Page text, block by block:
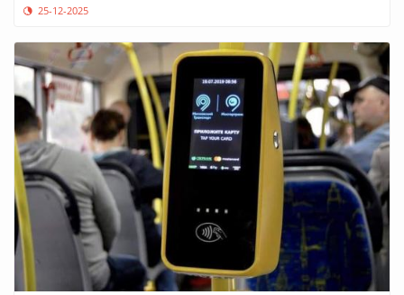
25-12-2025